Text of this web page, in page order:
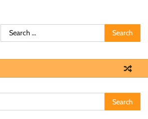
Search
for: